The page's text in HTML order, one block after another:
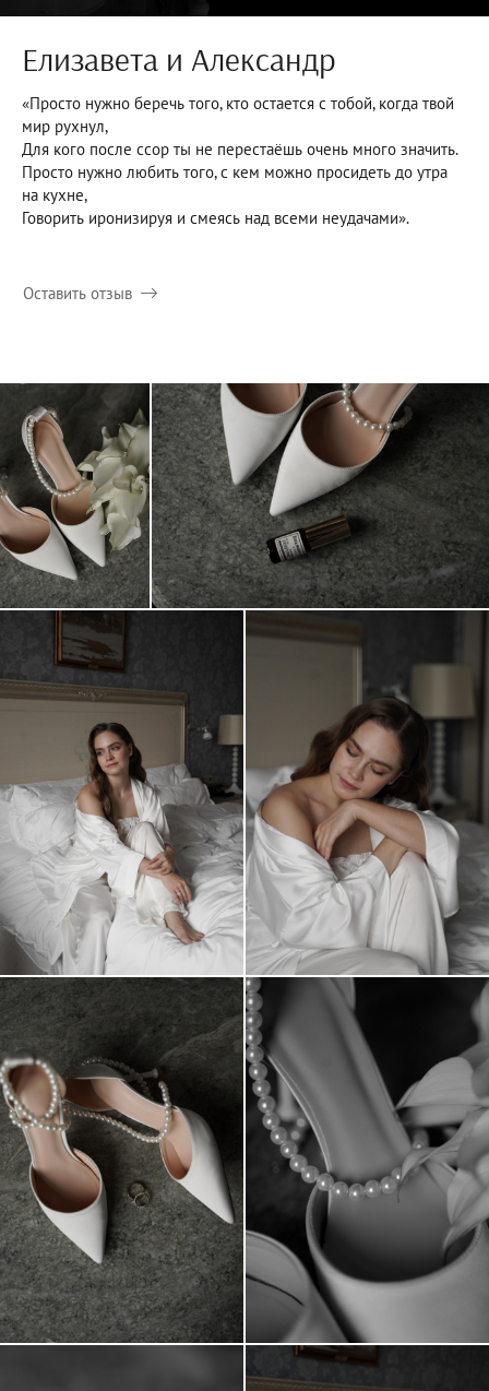
Елизавета и Александр
«Просто нужно беречь того, кто остается с тобой, когда твой
мир рухнул,
Для кого после ссор ты не перестаёшь очень много значить.
Просто нужно любить того, с кем можно просидеть до утра
на кухне,
Говорить иронизируя и смеясь над всеми неудачами».
Оставить отзыв